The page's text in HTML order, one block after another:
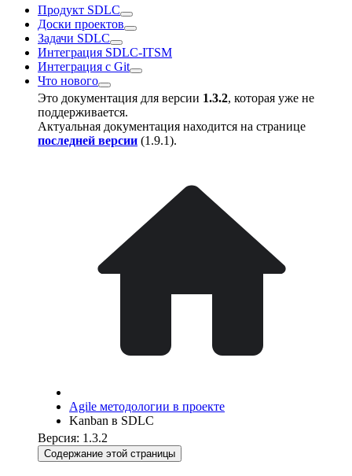
Продукт SDLC
Доски проектов
Задачи SDLC
Интеграция SDLC-ITSM
Интеграция с Git
Что нового
Это документация для версии 1.3.2, которая уже не
поддерживается.
Актуальная документация находится на странице
последней версии (1.9.1).
Agile методологии в проекте
Kanban в SDLC
Версия: 1.3.2
Содержание этой страницы